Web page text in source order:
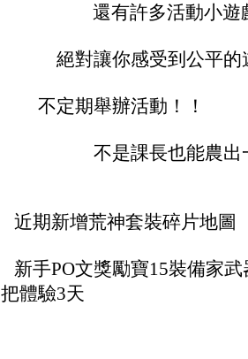
還有許多活動小遊戲
絕對讓你感受到公平的
不定期舉辦活動！！
不是課長也能農出一套
近期新增荒神套裝碎片地圖
新手PO文獎勵寶15裝備家
把體驗3天